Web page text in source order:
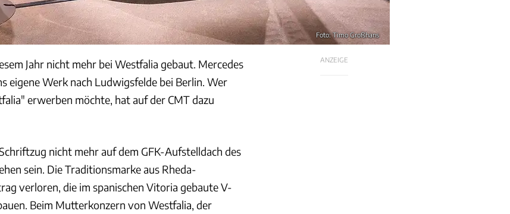
Foto: Timo Großhans
ANZEIGE
Jahr nicht mehr bei Westfalia gebaut. Mercedes
eigene Werk nach Ludwigsfelde bei Berlin. Wer
erwerben möchte, hat auf der CMT dazu
nicht mehr auf dem GFK-Aufstelldach des
sein. Die Traditionsmarke aus Rheda-
verloren, die im spanischen Vitoria gebaute V-
Beim Mutterkonzern von Westfalia, der